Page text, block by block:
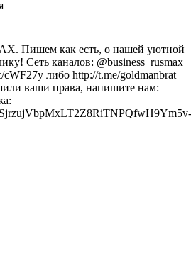
Пишем как есть, о нашей уютной
Сеть каналов: @business_rusmax
либо http://t.me/goldmanbrat
ваши права, напишите нам: